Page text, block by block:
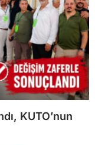
KUTO’nun